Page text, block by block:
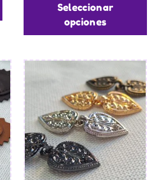
Seleccionar
opciones